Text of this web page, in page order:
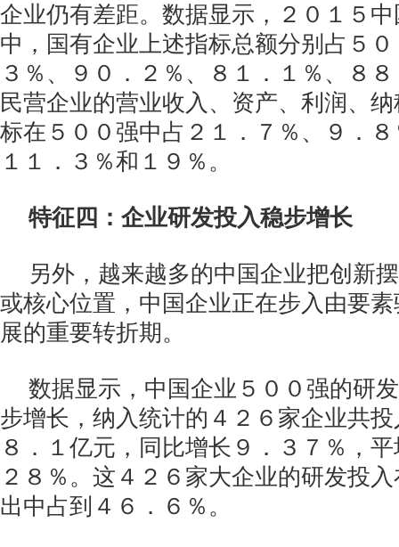
企业仍有差距。数据显示，２０１５
中，国有企业上述指标总额分别占５
３％、９０．２％、８１．１％、８
民营企业的营业收入、资产、利润、
标在５００强中占２１．７％、９．
１１．３％和１９％。
特征四：企业研发投入稳步增长
另外，越来越多的中国企业把创新
或核心位置，中国企业正在步入由要
展的重要转折期。
数据显示，中国企业５００强的研
步增长，纳入统计的４２６家企业共
８．１亿元，同比增长９．３７％，
２８％。这４２６家大企业的研发投
出中占到４６．６％。